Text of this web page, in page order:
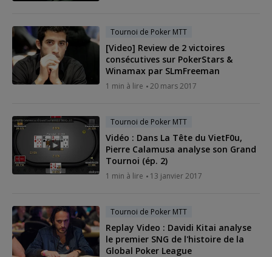
Tournoi de Poker MTT
[Video] Review de 2 victoires
consécutives sur PokerStars &
Winamax par SLmFreeman
1 min à lire 20 mars 2017
Tournoi de Poker MTT
Vidéo : Dans La Tête du VietF0u,
Pierre Calamusa analyse son Grand
Tournoi (ép. 2)
1 min à lire 13 janvier 2017
Tournoi de Poker MTT
Replay Video : Davidi Kitai analyse
le premier SNG de l'histoire de la
Global Poker League